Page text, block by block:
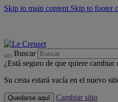
Skip to main content Skip to footer
Buscar
¿Está seguro de que quiere cambiar
Su cesta estará vacía en el nuevo
Quedarse aquí
Cambiar sitio